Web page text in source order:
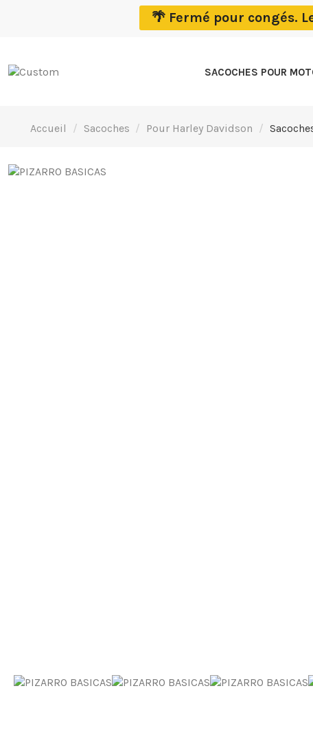
🌴 Fermé pour congés.
SACOCHES POUR
Accueil Sacoches Pour Harley Davidson